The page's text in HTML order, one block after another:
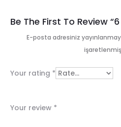
R
i
w
Be The First To Review “6
E-posta adresiniz
Your rating *
Your review *